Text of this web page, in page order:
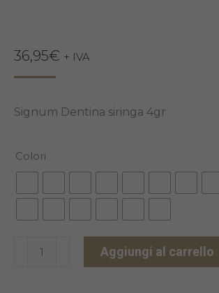
36,95€ + IVA
Signum Dentina siringa 4gr
Colori
SIGNUM
Aggiungi al carrello